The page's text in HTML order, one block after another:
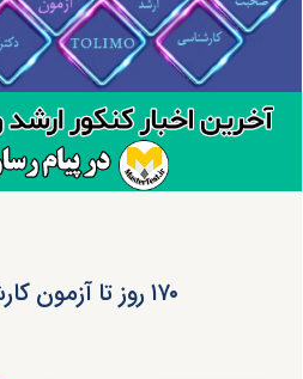
۱۷۰ روز تا آزمون کارشناسی ارشد